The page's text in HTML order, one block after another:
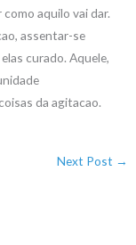
aquilo vai dar.
assentar-se
curado. Aquele,
da agitacao.
Next Post →